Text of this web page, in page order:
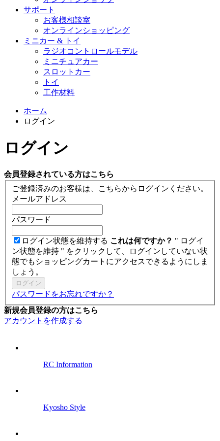
サポート
お客様相談室
オンラインショッピング
ミニカー & トイ
ラジオコントロールモデル
ミニチュアカー
スロットカー
トイ
工作材料
ホーム
ログイン
ログイン
会員登録されている方はこちら
ご登録済みのお客様は、こちらからログインください。
メールアドレス
パスワード
ログイン状態を維持する これは何ですか？ " ログイ
ン状態を維持 " をクリックして、ログインしていない状
態でもショッピングカートにアクセスできるようにしま
しょう。
ログイン
パスワードをお忘れですか？
新規会員登録の方はこちら
アカウントを作成する
RC Information
Kyosho Style